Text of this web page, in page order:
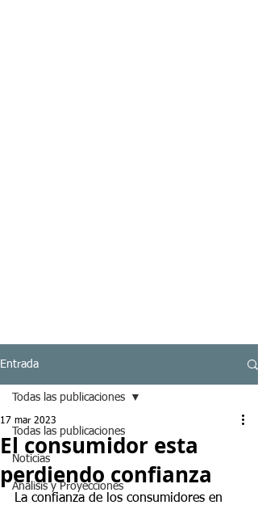
Entrada
Todas las publicaciones
Noticias
Analisis y Proyecciones
Todas las publicaciones
El consumidor esta
perdiendo confianza
17 mar 2023
La confianza de los consumidores en